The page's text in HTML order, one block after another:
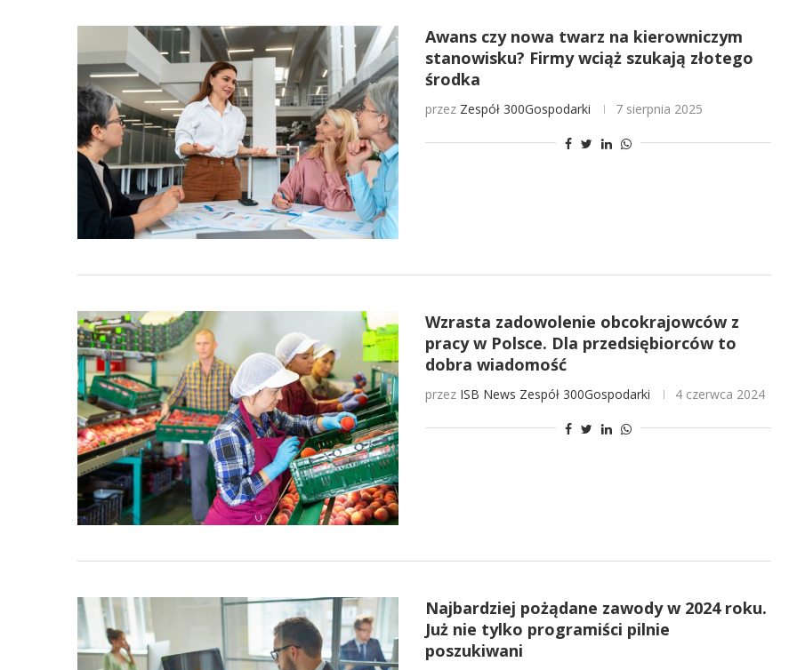
Awans czy nowa twarz na kierowniczym
stanowisku? Firmy wciąż szukają złotego
środka
przez Zespół 300Gospodarki 7 sierpnia 2025
Wzrasta zadowolenie obcokrajowców z
pracy w Polsce. Dla przedsiębiorców to
dobra wiadomość
przez ISB News Zespół 300Gospodarki 4 czerwca 2024
Najbardziej pożądane zawody w 2024 roku.
Już nie tylko programiści pilnie
poszukiwani